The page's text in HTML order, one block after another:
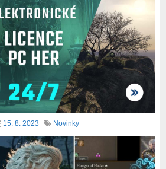
15. 8. 2023 Novinky